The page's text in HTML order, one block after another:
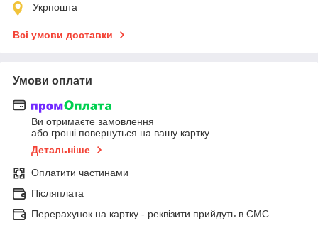
Укрпошта
Всі умови доставки
Умови оплати
Ви отримаєте замовлення
або гроші повернуться на вашу картку
Детальніше
Оплатити частинами
Післяплата
Перерахунок на картку - реквізити прийдуть в СМС